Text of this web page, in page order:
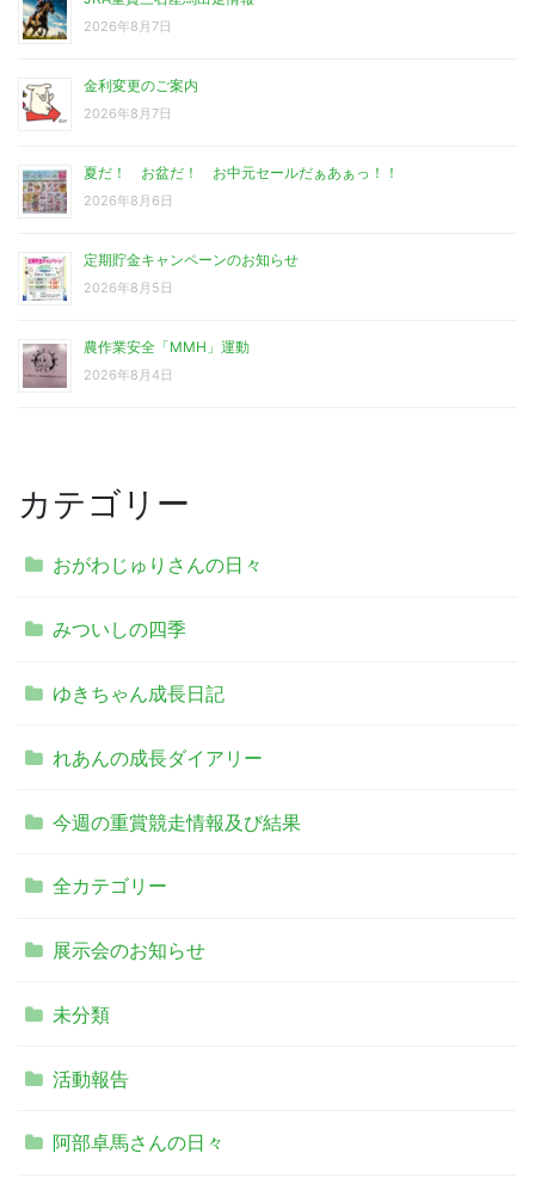
2026年8月7日
金利変更のご案内
2026年8月7日
夏だ！ お盆だ！ お中元セールだぁあぁっ！！
2026年8月6日
定期貯金キャンペーンのお知らせ
2026年8月5日
農作業安全「MMH」運動
2026年8月4日
カテゴリー
おがわじゅりさんの日々
みついしの四季
ゆきちゃん成長日記
れあんの成長ダイアリー
今週の重賞競走情報及び結果
全カテゴリー
展示会のお知らせ
未分類
活動報告
阿部卓馬さんの日々